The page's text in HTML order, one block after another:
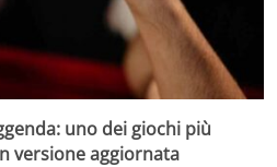
uno dei giochi più
versione aggiornata